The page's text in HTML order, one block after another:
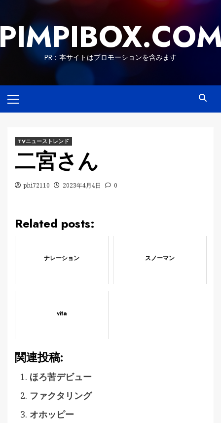
content
PR：本サイトはプロモーションを含みます
Menu
TVニューストレンド
二宮さん
phi72110 2023年4月4日 0
Related posts:
ナレーション スノーマン
vita
関連投稿:
ほろ苦デビュー
ファクタリング
オホッピー